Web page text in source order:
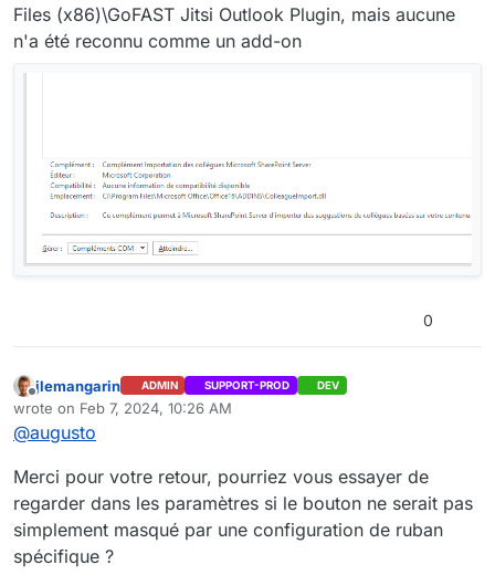
Files (x86)\GoFAST Jitsi Outlook Plugin, mais aucune
n'a été reconnu comme un add-on
0
Offline
jlemangarin ADMIN SUPPORT-PROD DEV
wrote on Feb 7, 2024, 10:26 AM
last edited by
@augusto
Merci pour votre retour, pourriez vous essayer de
regarder dans les paramètres si le bouton ne serait pas
simplement masqué par une configuration de ruban
spécifique ?